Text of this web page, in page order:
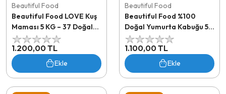
Beautiful Food
Beautiful Food LOVE Kuş
Maması 5 KG – 37 Doğal
İçerikli Güçlü Formül
1.200,00 TL
Ekle
Beautiful Food
Beautiful Food %100
Doğal Yumurta Kabuğu 5
KG – Kalsiyum Takviyesi
1.100,00 TL
Ekle